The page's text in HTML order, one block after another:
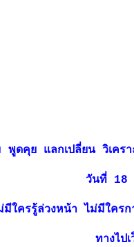
พูดคุย แลกเปลี่ยน วิเ
วันที่ 18
รรู้ล่วงหน้า ไม่มีใคร
ทางไป